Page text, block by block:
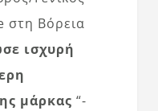
στη Βόρεια
ισχυρή
μάρκας “-